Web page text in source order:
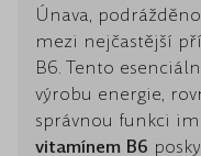
Únava,
mezi nejčastější
B6. Tento
výrobu energie,
správnou funkci
vitamínem B6